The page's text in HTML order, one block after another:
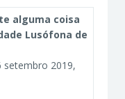
alguma coisa
Lusófona de
setembro 2019,